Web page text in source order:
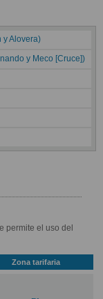
y Alovera)
y Meco [Cruce])
permite el uso del
Zona tarifaria